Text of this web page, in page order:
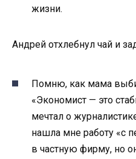
жизни.
Андрей отхлебнул чай и
Помню, как мама
«Экономист — это
мечтал о
нашла мне работу «с
в частную фирму, но